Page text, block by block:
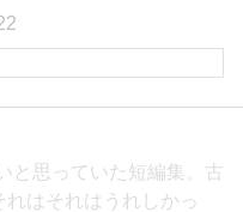
と思っていた短編集。古
はそれはうれしかっ